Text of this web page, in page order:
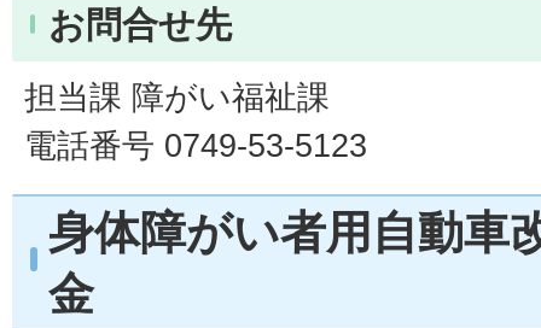
お問合せ先
担当課 障がい福祉課
電話番号 0749-53-5123
身体障がい者用自動車
金